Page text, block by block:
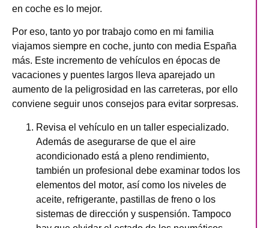
en coche es lo mejor.
Por eso, tanto yo por trabajo como en mi familia
viajamos siempre en coche, junto con media España
más. Este incremento de vehículos en épocas de
vacaciones y puentes largos lleva aparejado un
aumento de la peligrosidad en las carreteras, por ello
conviene seguir unos consejos para evitar sorpresas.
Revisa el vehículo en un taller especializado.
Además de asegurarse de que el aire
acondicionado está a pleno rendimiento,
también un profesional debe examinar todos los
elementos del motor, así como los niveles de
aceite, refrigerante, pastillas de freno o los
sistemas de dirección y suspensión. Tampoco